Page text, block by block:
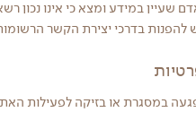
שעיין במידע ומצא כי אינו נכון
יש להפנות בדרכי יצירת הקשר
במסגרת או בזיקה לפעילות